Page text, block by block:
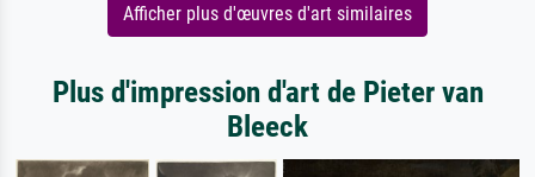
Afficher plus d'œuvres d'art similaires
Plus d'impression d'art de Pieter van
Bleeck